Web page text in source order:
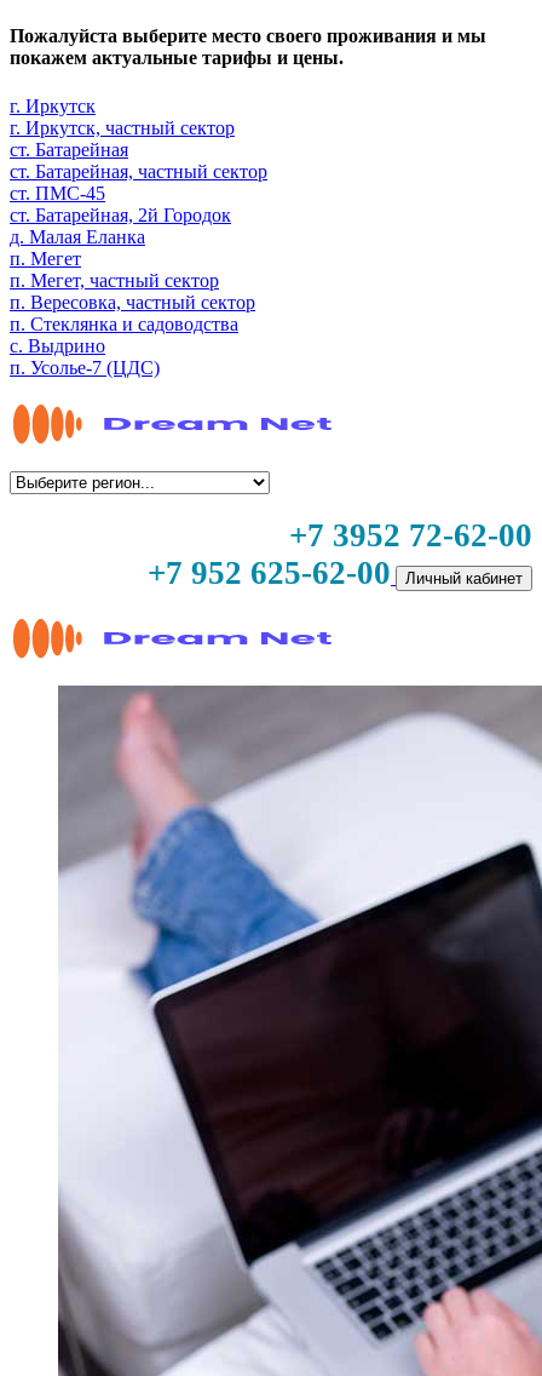
Пожалуйста выберите место своего проживания и мы
покажем актуальные тарифы и цены.
г. Иркутск
г. Иркутск, частный сектор
ст. Батарейная
ст. Батарейная, частный сектор
ст. ПМС-45
ст. Батарейная, 2й Городок
д. Малая Еланка
п. Мегет
п. Мегет, частный сектор
п. Вересовка, частный сектор
п. Стеклянка и садоводства
с. Выдрино
п. Усолье-7 (ЦДС)
+7 3952 72-62-00
+7 952 625-62-00
Личный кабинет